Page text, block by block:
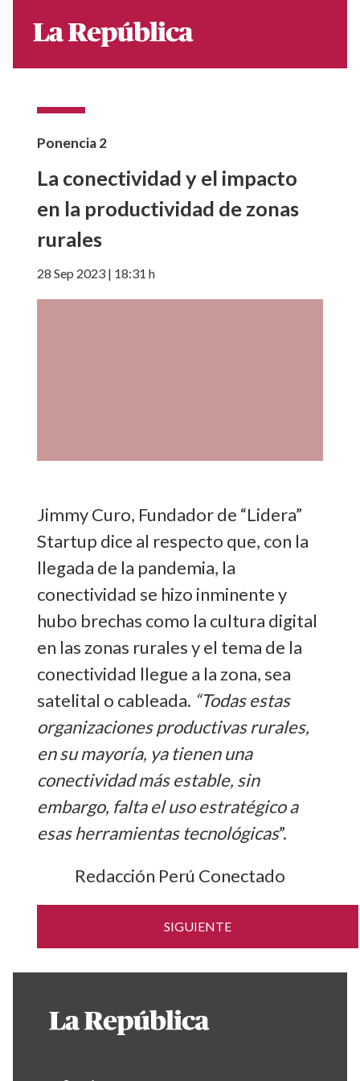
Ponencia2
La conectividad y el impacto
en la productividad de zonas
rurales
28 Sep 2023 | 18:31 h
Jimmy Curo, Fundador de “Lidera”
Startup dice al respecto que, con la
llegada de la pandemia, la
conectividad se hizo inminente y
hubo brechas como la cultura digital
en las zonas rurales y el tema de la
conectividad llegue a la zona, sea
satelital o cableada. “Todas estas
organizaciones productivas rurales,
en su mayoría, ya tienen una
conectividad más estable, sin
embargo, falta el uso estratégico a
esas herramientas tecnológicas”.
Redacción Perú Conectado
SIGUIENTE